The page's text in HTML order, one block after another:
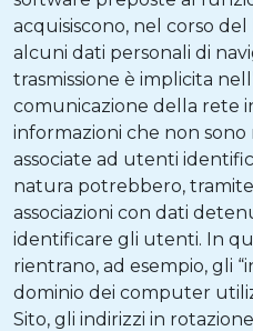
acquisiscono, nel corso
alcuni dati personali di
trasmissione è implicita
comunicazione della rete
informazioni che non sono
associate ad utenti
natura potrebbero,
associazioni con dati
identificare gli utenti. In
rientrano, ad esempio, gli
dominio dei computer
Sito, gli indirizzi in